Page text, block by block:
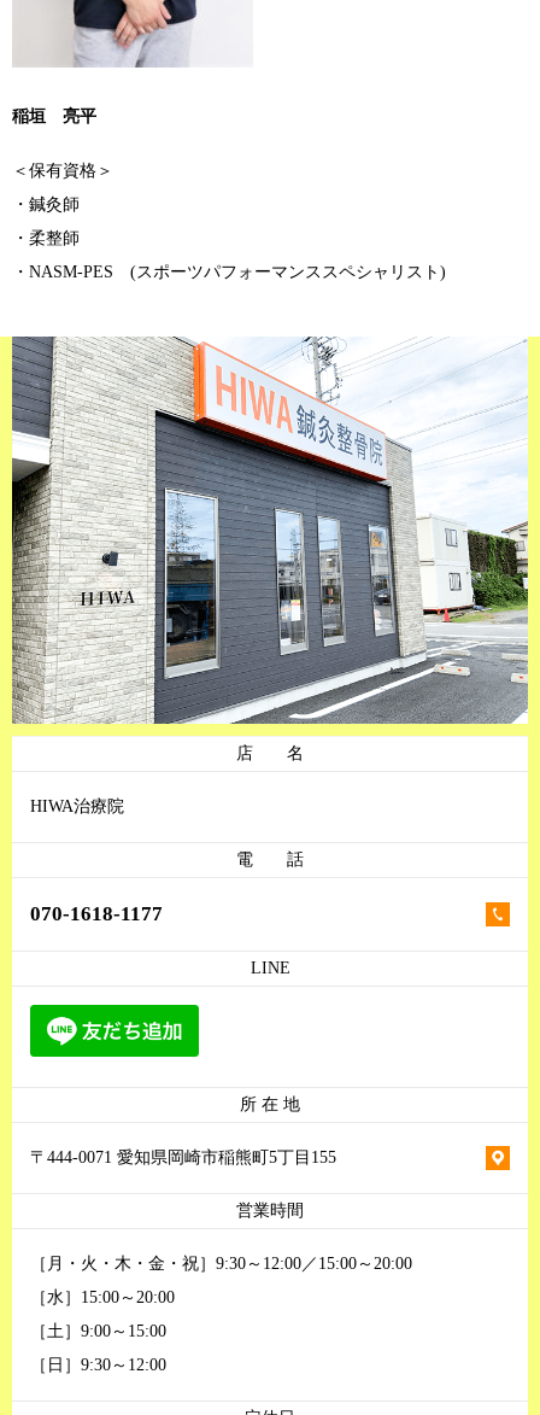
稲垣 亮平
＜保有資格＞
・鍼灸師
・柔整師
・NASM-PES (スポーツパフォーマンススペシャリスト)
店 名
HIWA治療院
電 話
070-1618-1177
LINE
所 在 地
〒444-0071 愛知県岡崎市稲熊町5丁目155
営業時間
［月・火・木・金・祝］9:30～12:00／15:00～20:00
［水］15:00～20:00
［土］9:00～15:00
［日］9:30～12:00